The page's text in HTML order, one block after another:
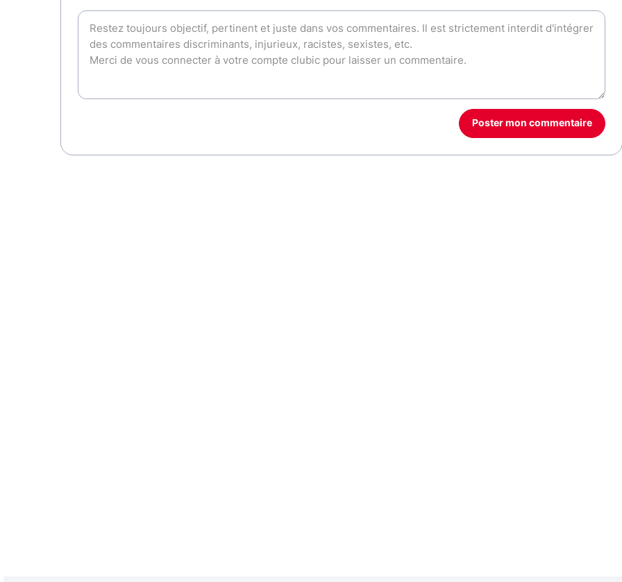
Poster mon commentaire